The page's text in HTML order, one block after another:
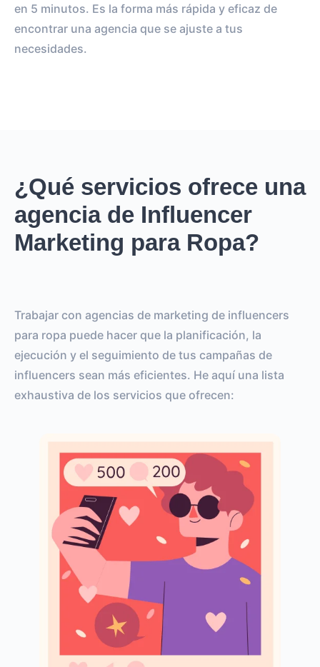
en 5 minutos. Es la forma más rápida y eficaz de
encontrar una agencia que se ajuste a tus
necesidades.
¿Qué servicios ofrece una
agencia de Influencer
Marketing para Ropa?
Trabajar con agencias de marketing de influencers
para ropa puede hacer que la planificación, la
ejecución y el seguimiento de tus campañas de
influencers sean más eficientes. He aquí una lista
exhaustiva de los servicios que ofrecen: